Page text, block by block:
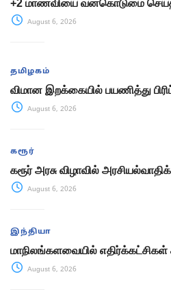
+2 மாணவியை வன்கொடுமை
August 6, 2026
தமிழகம்
விமான இறக்கையில் பயணித்து
August 6, 2026
கரூர்
கரூர் அரசு விழாவில்
August 6, 2026
இந்தியா
மாநிலங்களவையில்
August 6, 2026